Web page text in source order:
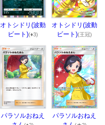
オトシドリ(波動
ビート)(♦3)
オトシドリ(波動
ビート)(王冠)
パラソルおねえ
パラソルおねえ